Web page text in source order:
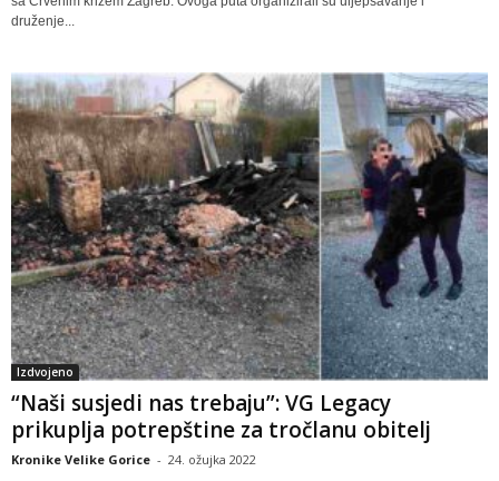
druženje...
Izdvojeno
“Naši susjedi nas trebaju”: VG Legacy
prikuplja potrepštine za tročlanu obitelj
Kronike Velike Gorice - 24. ožujka 2022